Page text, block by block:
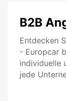
B2B
Entdecken
- Europcar
individuelle
jede